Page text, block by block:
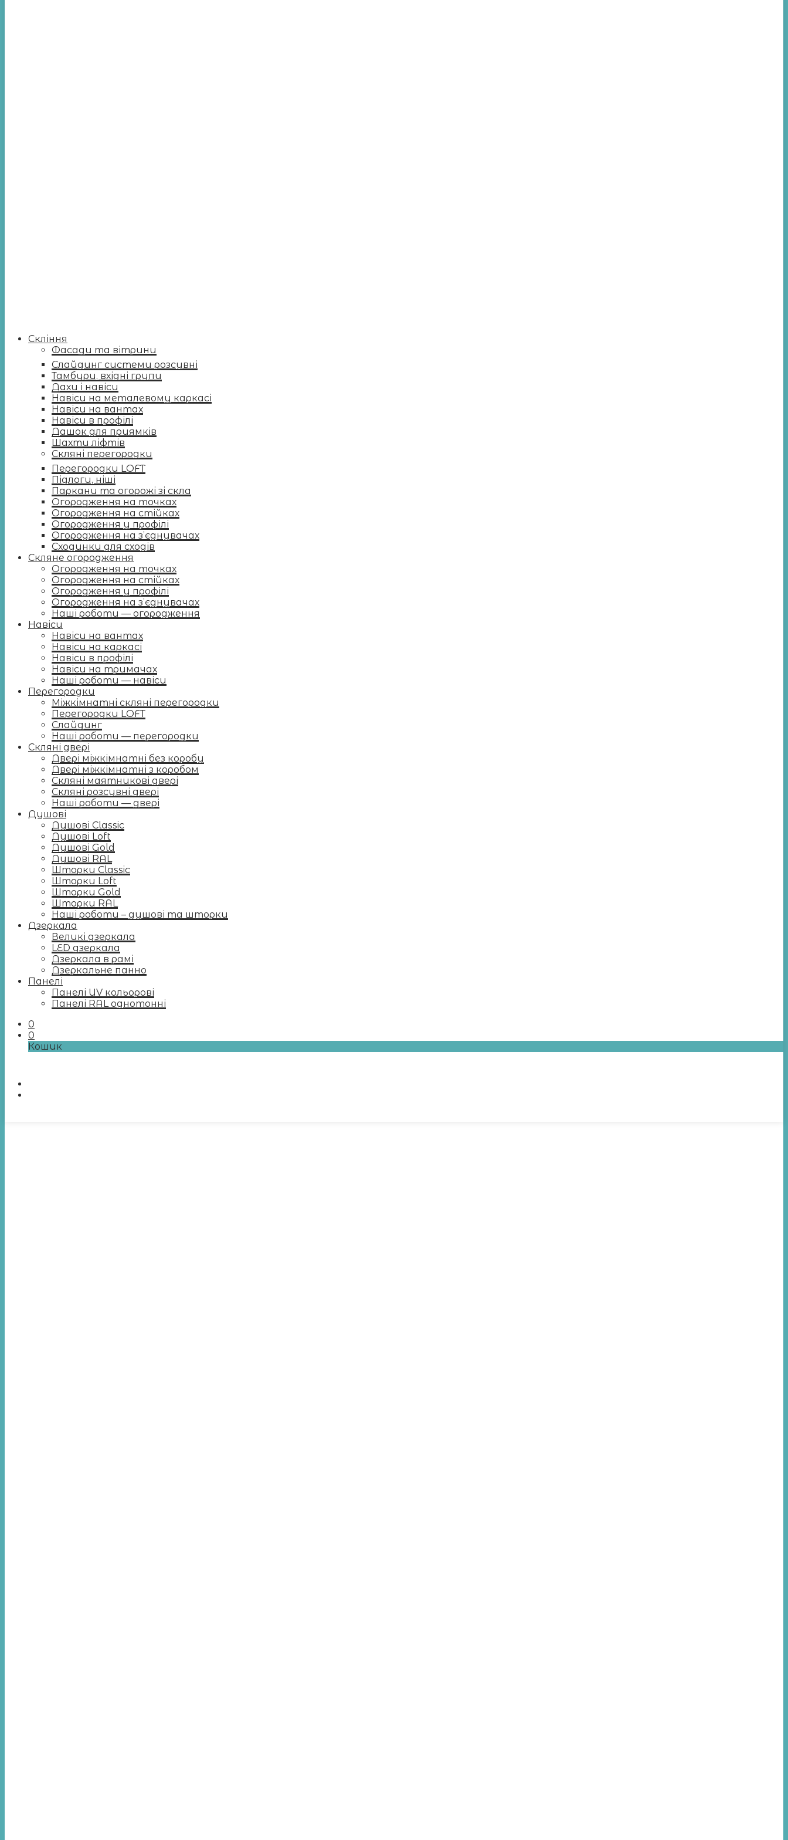
Скління
Фасади та вітрини
Слайдинг системи розсувні
Тамбури, вхідні групи
Дахи і навіси
Навіси на металевому каркасі
Навіси на вантах
Навіси в профілі
Дашок для приямків
Шахти ліфтів
Скляні перегородки
Перегородки LOFT
Підлоги, ніші
Паркани та огорожі зі скла
Огородження на точках
Огородження на стійках
Огородження у профілі
Огородження на з’єднувачах
Сходинки для сходів
Скляне огородження
Огородження на точках
Огородження на стійках
Огородження у профілі
Огородження на з’єднувачах
Наші роботи — огородження
Навіси
Навіси на вантах
Навіси на каркасі
Навіси в профілі
Навіси на тримачах
Наші роботи — навіси
Перегородки
Міжкімнатні скляні перегородки
Перегородки LOFT
Слайдинг
Наші роботи — перегородки
Скляні двері
Двері міжкімнатні без коробу
Двері міжкімнатні з коробом
Скляні маятникові двері
Скляні розсувні двері
Наші роботи — двері
Душові
Душові Classic
Душові Loft
Душові Gold
Душові RAL
Шторки Classic
Шторки Loft
Шторки Gold
Шторки RAL
Наші роботи – душові та шторки
Дзеркала
Великі дзеркала
LED дзеркала
Дзеркала в рамі
Дзеркальне панно
Панелі
Панелі UV кольорові
Панелі RAL однотонні
0
0
Кошик